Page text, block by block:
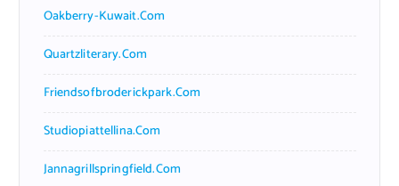
Oakberry-Kuwait.com
Quartzliterary.com
Friendsofbroderickpark.com
Studiopiattellina.com
Jannagrillspringfield.com